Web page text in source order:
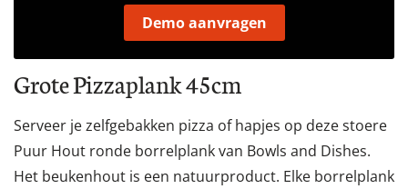
Demo aanvragen
Grote Pizzaplank 45cm
Serveer je zelfgebakken pizza of hapjes op deze stoere
Puur Hout ronde borrelplank van Bowls and Dishes.
Het beukenhout is een natuurproduct. Elke borrelplank